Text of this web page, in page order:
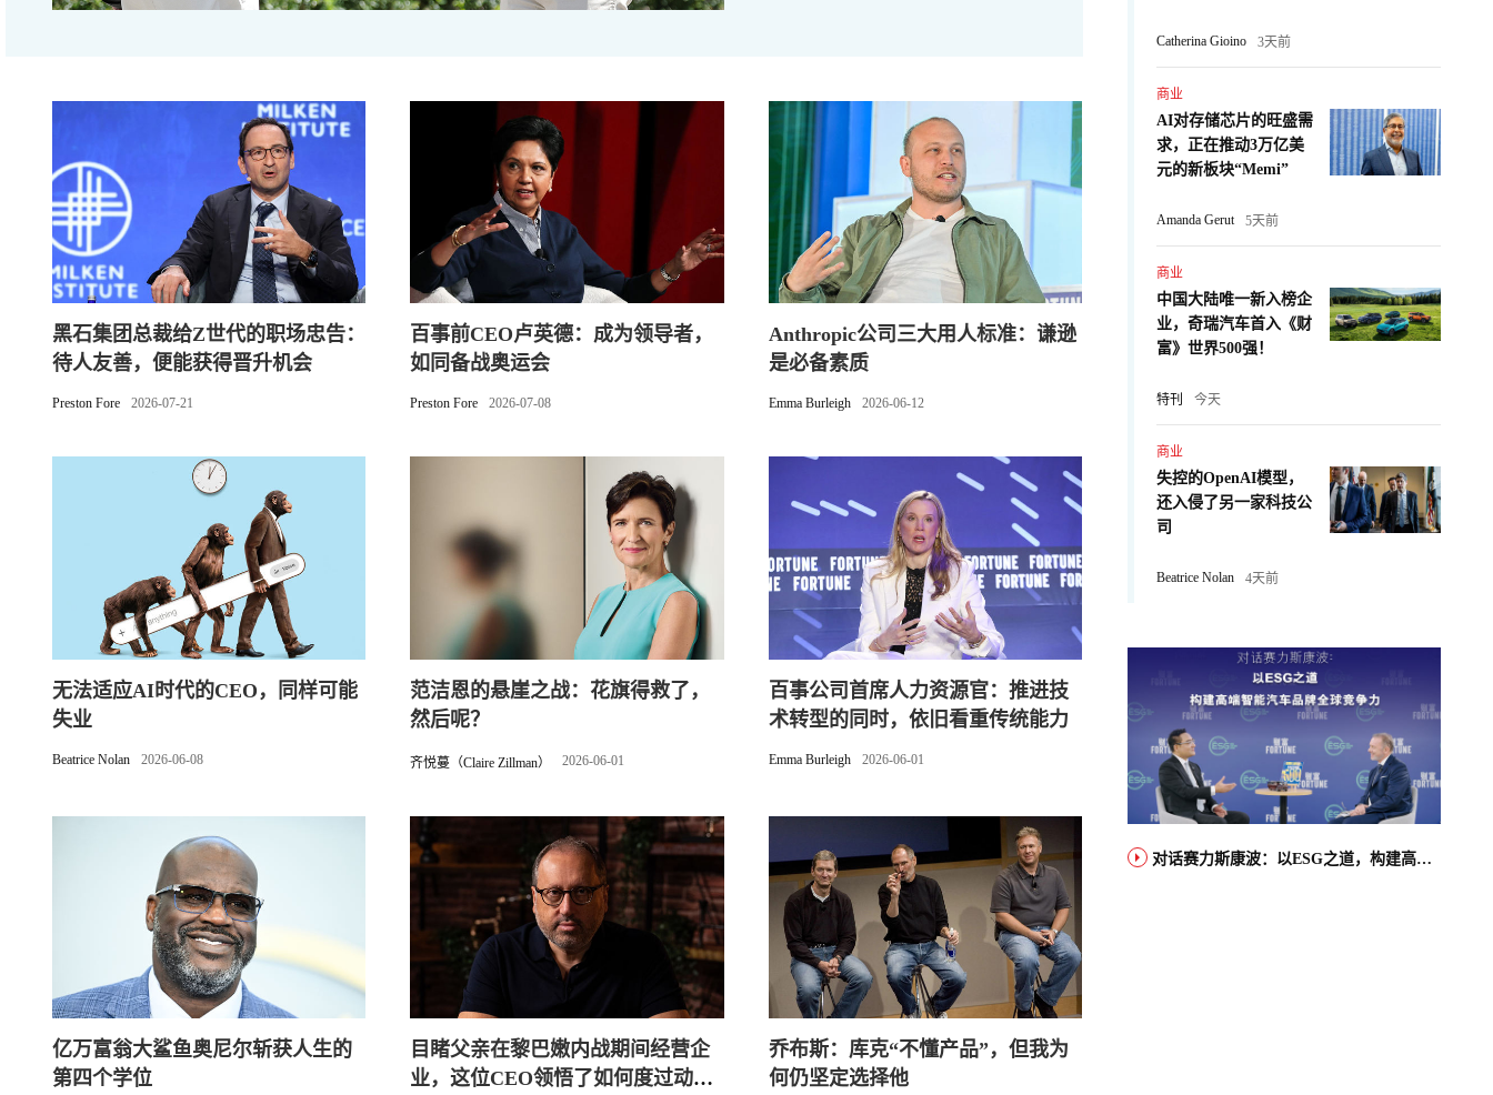
黑石集团总裁给Z世代的职场忠告：
待人友善，便能获得晋升机会
Preston Fore 2026-07-21
百事前CEO卢英德：成为领导者，
如同备战奥运会
Preston Fore 2026-07-08
Anthropic公司三大用人标准：谦逊
是必备素质
Emma Burleigh 2026-06-12
无法适应AI时代的CEO，同样可能
失业
Beatrice Nolan 2026-06-08
范洁恩的悬崖之战：花旗得救了，
然后呢？
齐悦蔓（Claire Zillman） 2026-06-01
百事公司首席人力资源官：推进技
术转型的同时，依旧看重传统能力
Emma Burleigh 2026-06-01
亿万富翁大鲨鱼奥尼尔斩获人生的
第四个学位
目睹父亲在黎巴嫩内战期间经营企
业，这位CEO领悟了如何度过动荡
乔布斯：库克“不懂产品”，但我为
何仍坚定选择他
Catherina Gioino 3天前
商业
AI对存储芯片的旺盛需
求，正在推动3万亿美
元的新板块“Memi”
Amanda Gerut 5天前
商业
中国大陆唯一新入榜企
业，奇瑞汽车首入《财
富》世界500强！
特刊 今天
商业
失控的OpenAI模型，
还入侵了另一家科技公
司
Beatrice Nolan 4天前
对话赛力斯康波：以ESG之道，构建高端智能汽车品牌全球竞争力